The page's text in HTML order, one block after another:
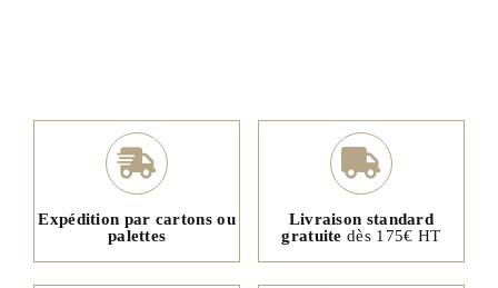
Expédition par cartons ou
palettes
Livraison standard
gratuite dès 175€ HT